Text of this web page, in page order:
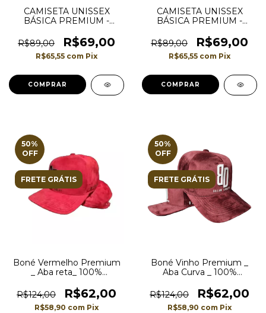
CAMISETA UNISSEX
BÁSICA PREMIUM -
PRETA
R$89,00 R$69,00
R$65,55 com Pix
COMPRAR
CAMISETA UNISSEX
BÁSICA PREMIUM -
BRANCA
R$89,00 R$69,00
R$65,55 com Pix
COMPRAR
50%
OFF
FRETE GRÁTIS
Boné Vermelho Premium
_ Aba reta_ 100%
R$124,00
R$62,00
R$58,90 com Pix
50%
OFF
FRETE GRÁTIS
Boné Vinho Premium _
Aba Curva _ 100%
R$124,00
R$62,00
R$58,90 com Pix